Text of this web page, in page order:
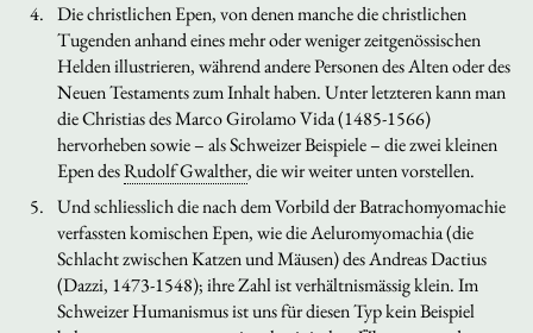
Die christlichen Epen, von denen manche die christlichen
Tugenden anhand eines mehr oder weniger zeitgenössischen
Helden illustrieren, während andere Personen des Alten oder des
Neuen Testaments zum Inhalt haben. Unter letzteren kann man
dieChristiasdes Marco Girolamo Vida (1485-1566)
hervorheben sowie – als Schweizer Beispiele – die zwei kleinen
Epen desRudolf Gwalther, die wir weiter unten vorstellen.
Und schliesslich die nach dem Vorbild derBatrachomyomachie
verfassten komischen Epen, wie dieAeluromyomachia(die
Schlacht zwischen Katzen und Mäusen) des Andreas Dactius
(Dazzi, 1473-1548); ihre Zahl ist verhältnismässig klein. Im
Schweizer Humanismus ist uns für diesen Typ kein Beispiel